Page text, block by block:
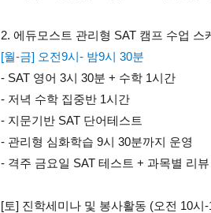
2. 에듀모스트 관리형 SAT 캠프 수업 스
[월-금] 오전9시- 밤9시 30분
- SAT 영어 3시 30분 + 수학 1시간
- 저녁 수학 집중반 1시간
- 지문기반 SAT 단어테스트
- 관리형 심화학습 9시 30분까지 운영
- 격주 금요일 SAT 테스트 + 과목별 리뷰
[토] 진학세미나 및 봉사활동 (오전 10시-